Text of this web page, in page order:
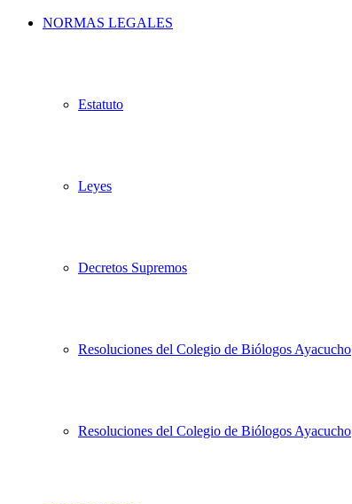
NORMAS LEGALES
Estatuto
Leyes
Decretos Supremos
Resoluciones del Colegio de Biólogos Ayacucho
Resoluciones del Colegio de Biólogos Ayacucho